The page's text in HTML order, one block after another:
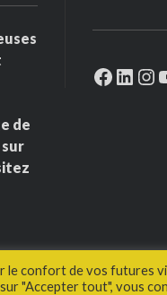
de
le confort de vos futures
"Accepter tout", vous